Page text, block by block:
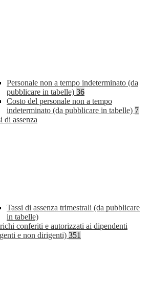
Personale non a tempo indeterminato (da
pubblicare in tabelle) 36
Costo del personale non a tempo
indeterminato (da pubblicare in tabelle) 7
di assenza
Tassi di assenza trimestrali (da pubblicare
in tabelle)
conferiti e autorizzati ai dipendenti
e non dirigenti) 351